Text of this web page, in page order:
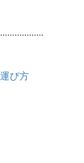
び方